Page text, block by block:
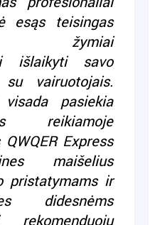
esąs teisingas
žymiai
išlaikyti savo
vairuotojais.
pasiekia
reikiamoje
Express
maišelius
pristatymams ir
didesnėms